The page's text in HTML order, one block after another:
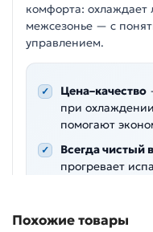
комфорта: охлаждает
межсезонье — с
управлением.
Цена–качество
при
помогают
Всегда чистый
прогревает
ночной,
Похожие товары